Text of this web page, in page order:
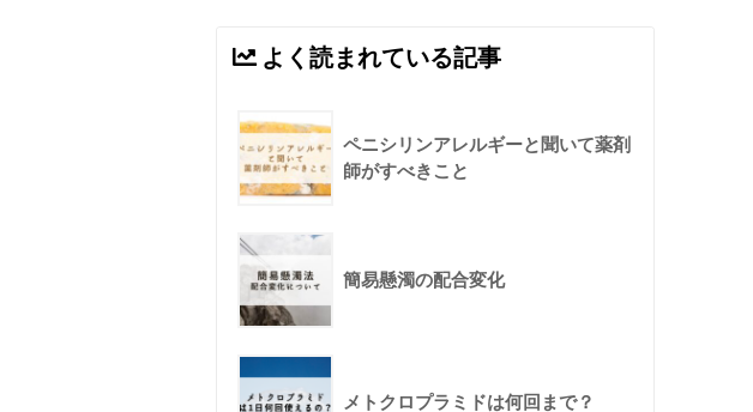
よく読まれている記事
ペニシリンアレルギーと聞いて薬剤
師がすべきこと
簡易懸濁の配合変化
メトクロプラミドは何回まで？